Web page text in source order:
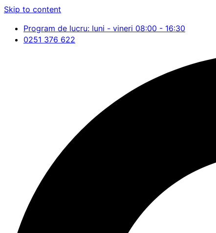
Skip to content
Program de lucru: luni - vineri 08:00 - 16:30
0251 376 622